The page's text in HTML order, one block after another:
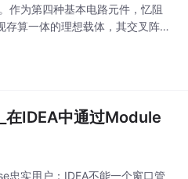
作为第四种基本电路元件，忆阻
算一体的理想载体，其交叉阵列
以上的能耗，特别适合边缘计算场
IDEA中通过Module
忠实用户：IDEA不能一个窗口管